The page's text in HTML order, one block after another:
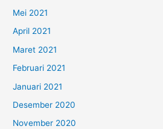
Mei 2021
April 2021
Maret 2021
Februari 2021
Januari 2021
Desember 2020
November 2020